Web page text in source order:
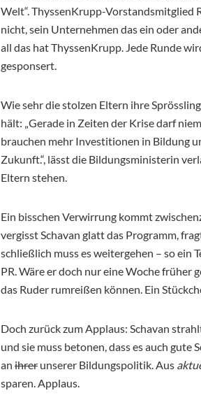
Welt“. ThyssenKrupp-Vorstandsmitglied
nicht, sein Unternehmen das ein oder
all das hat ThyssenKrupp. Jede Runde
gesponsert.
Wie sehr die stolzen Eltern ihre
hält: „Gerade in Zeiten der Krise darf
brauchen mehr Investitionen in Bildung
Zukunft.“, lässt die Bildungsministerin
Eltern stehen.
Ein bisschen Verwirrung kommt
vergisst Schavan glatt das Programm,
schließlich muss es weitergehen – so ein
PR. Wäre er doch nur eine Woche früher
das Ruder rumreißen können. Ein
Doch zurück zum Applaus: Schavan
und sie muss betonen, dass es auch
an ihrer unserer Bildungspolitik. Aus
sparen. Applaus.